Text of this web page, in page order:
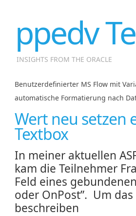
ppedv
INSIGHTS FROM THE ORACLE
Benutzerdefinierter MS Flow mit
automatische Formatierung nach
Wert neu setzen
Textbox
In meiner aktuellen
kam die Teilnehmer
Feld eines
oder OnPost”. Um
beschreiben